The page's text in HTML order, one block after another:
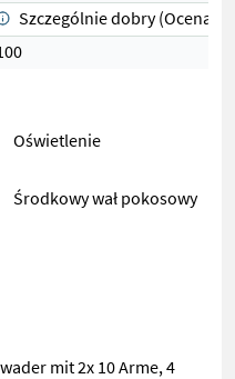
Szczególnie dobry (Ocena 1)
Oświetlenie
Środkowy wał pokosowy
mit 2x 10 Arme, 4